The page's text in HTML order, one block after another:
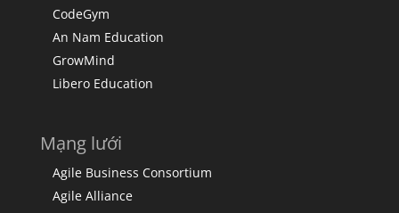
CodeGym
An Nam Education
GrowMind
Libero Education
Mạng lưới
Agile Business Consortium
Agile Alliance